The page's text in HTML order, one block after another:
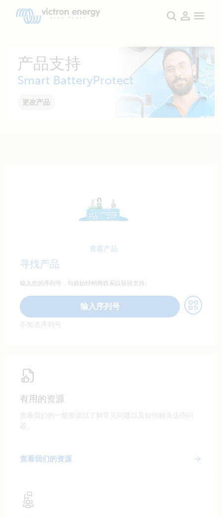
产品支持
Smart BatteryProtect
更改产品
查看产品
寻找产品
输入您的序列号，与原始经销商联系以获得支持。
输入序列号
不知道序列号
有用的资源
查看我们的一般资源以了解常见问题以及如何解决这些问
题。
查看我们的资源